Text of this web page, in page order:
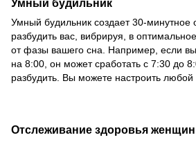
Умный будильник
Умный будильник создает 30-минутное
разбудить вас, вибрируя, в
от фазы вашего сна. Например, если вы
на 8:00, он может сработать с 7:30 до
разбудить. Вы можете настроить любой
Отслеживание здоровья женщин